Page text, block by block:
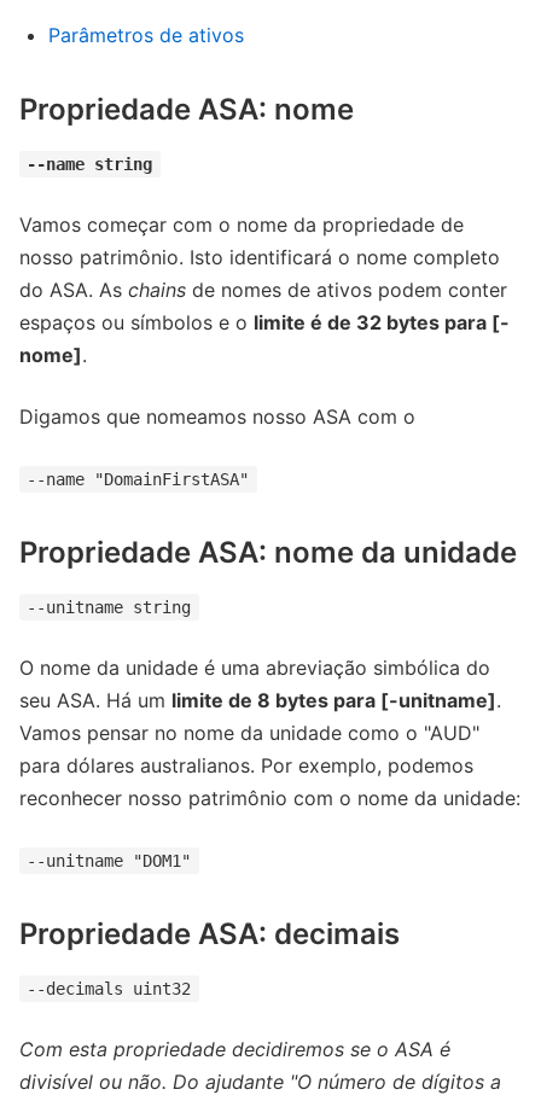
Parâmetros de ativos
Propriedade ASA: nome
--name string
Vamos começar com o nome da propriedade de
nosso patrimônio. Isto identificará o nome completo
do ASA. As chains de nomes de ativos podem conter
espaços ou símbolos e o limite é de 32 bytes para [-
nome].
Digamos que nomeamos nosso ASA com o
--name "DomainFirstASA"
Propriedade ASA: nome da unidade
--unitname string
O nome da unidade é uma abreviação simbólica do
seu ASA. Há um limite de 8 bytes para [-unitname].
Vamos pensar no nome da unidade como o "AUD"
para dólares australianos. Por exemplo, podemos
reconhecer nosso patrimônio com o nome da unidade:
--unitname "DOM1"
Propriedade ASA: decimais
--decimals uint32
Com esta propriedade decidiremos se o ASA é
divisível ou não. Do ajudante "O número de dígitos a